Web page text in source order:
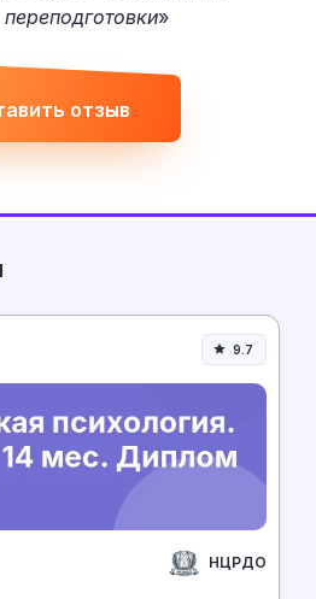
»
отзыв
9.7
НЦРДО